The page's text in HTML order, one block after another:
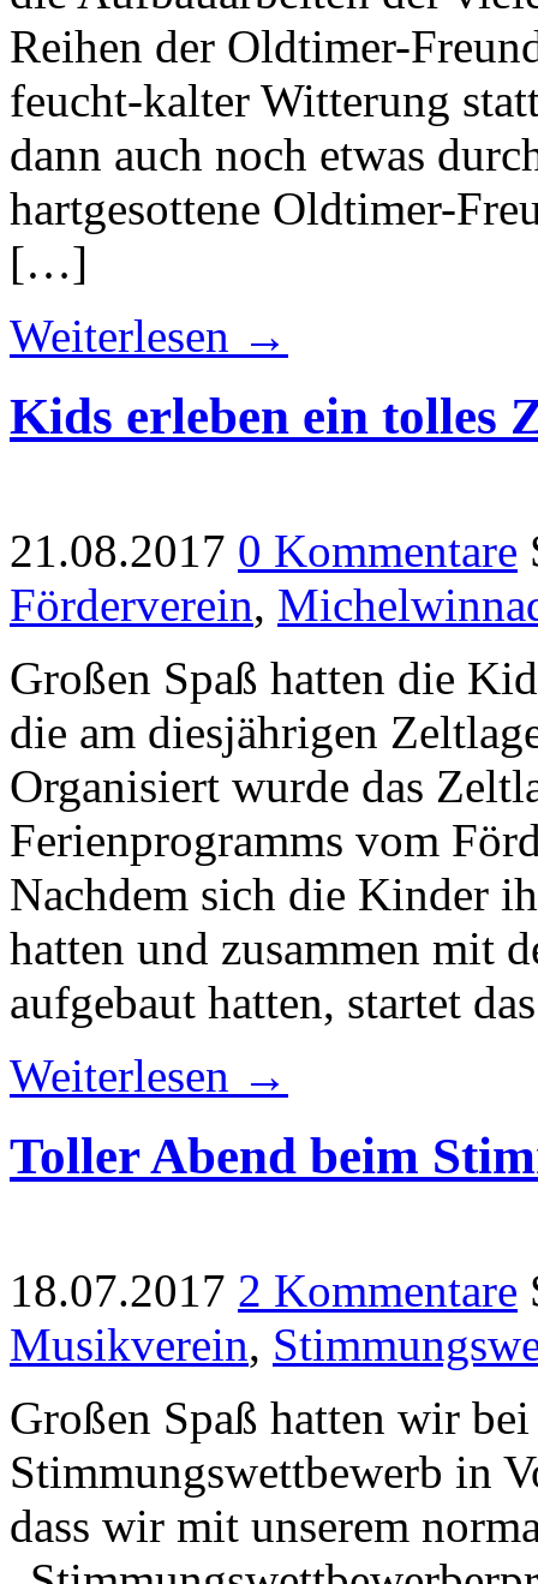
Reihen der Oldtimer-
feucht-kalter Witterung
dann auch noch etwas
hartgesottene Oldtimer-
[…]
Weiterlesen →
Kids erleben ein tolles
21.08.2017 0 Kommentare
Förderverein,
Großen Spaß hatten die
die am diesjährigen
Organisiert wurde das
Ferienprogramms vom
Nachdem sich die Kinder
hatten und zusammen mit
aufgebaut hatten, startet
Weiterlesen →
Toller Abend beim
18.07.2017 2 Kommentare
Musikverein,
Großen Spaß hatten wir
Stimmungswettbewerb in
dass wir mit unserem